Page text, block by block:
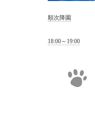
順次降園
18:00～19:00